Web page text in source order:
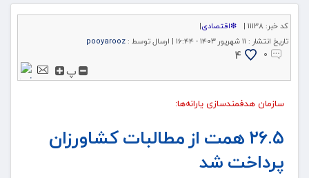
کد خبر: 11138 | ❇اقتصادی|
تاریخ انتشار : ۱۱ شهریور ۱۴۰۳ - ۱۶:۴۴ | ارسال توسط : pooyarooz
۰
4
پ
سازمان هدفمندسازی یارانه‌ها:
۲۶.۵ همت از مطالبات کشاورزان
پرداخت شد